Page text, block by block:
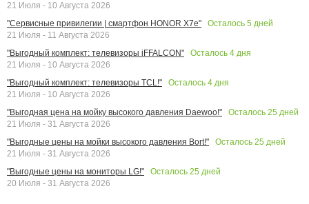
21 Июля - 10 Августа 2026
"Сервисные привилегии | смартфон HONOR X7e"
Осталось 5 дней
21 Июля - 11 Августа 2026
"Выгодный комплект: телевизоры iFFALCON"
Осталось 4 дня
21 Июля - 10 Августа 2026
"Выгодный комплект: телевизоры TCL!"
Осталось 4 дня
21 Июля - 10 Августа 2026
"Выгодная цена на мойку высокого давления Daewoo!"
Осталось 25 дней
21 Июля - 31 Августа 2026
"Выгодные цены на мойки высокого давления Bort!"
Осталось 25 дней
21 Июля - 31 Августа 2026
"Выгодные цены на мониторы LG!"
Осталось 25 дней
20 Июля - 31 Августа 2026